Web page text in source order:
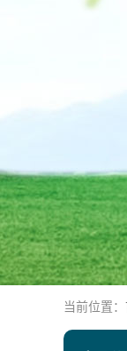
当前位置：